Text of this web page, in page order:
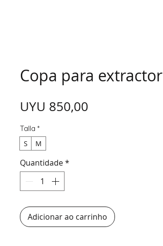
Copa para extractor
UYU 850,00
Talla *
S
M
Quantidade*
Adicionar ao carrinho